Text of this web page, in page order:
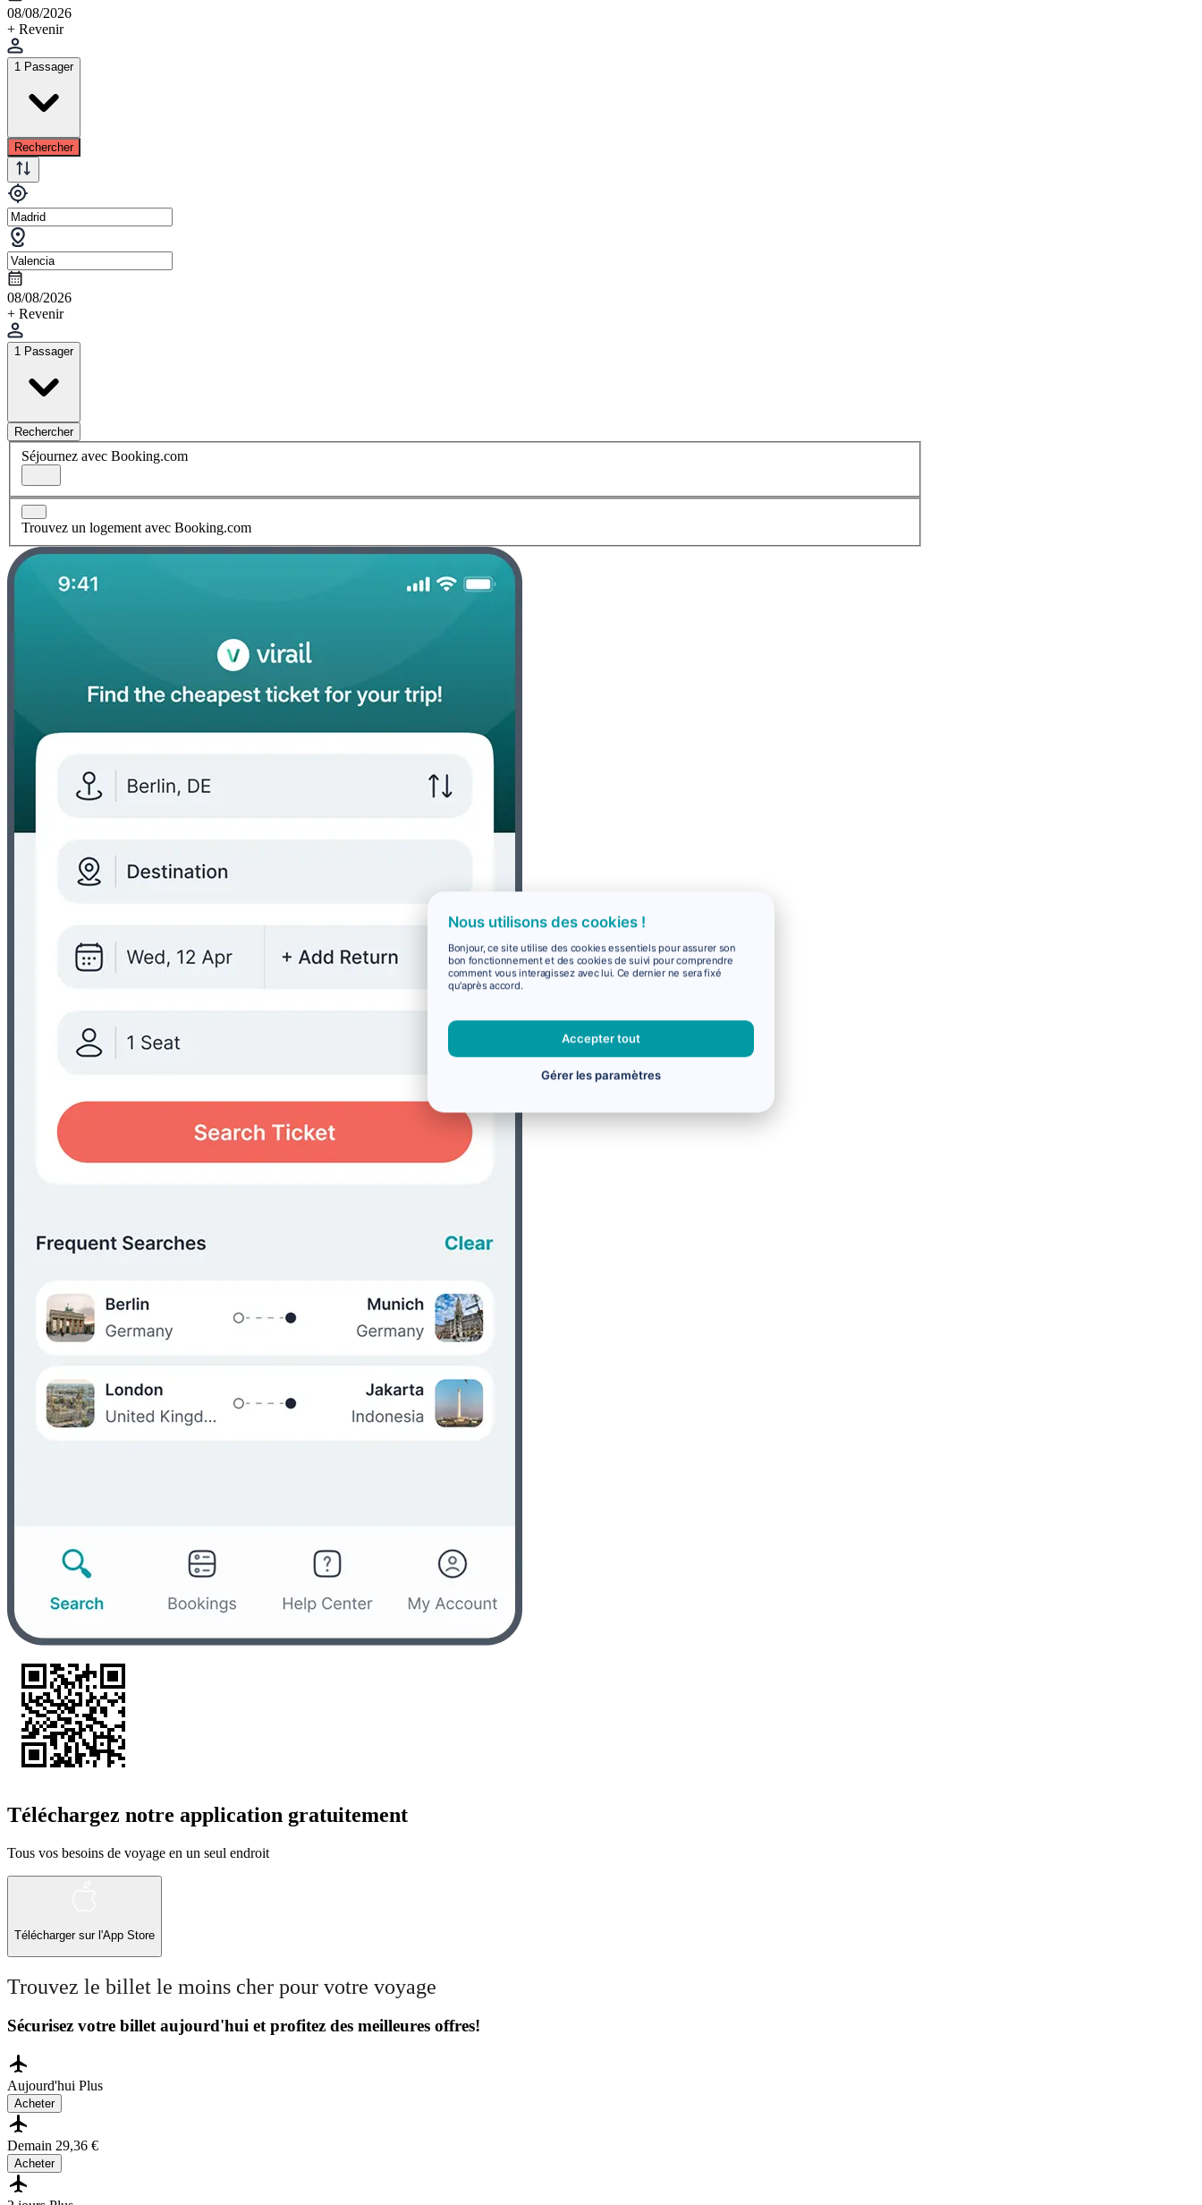
08/08/2026
+ Revenir
1 Passager
Rechercher
08/08/2026
+ Revenir
1 Passager
Rechercher
Séjournez avec Booking.com
Trouvez un logement avec Booking.com
Téléchargez notre application gratuitement
Tous vos besoins de voyage en un seul endroit
Télécharger sur l'App Store
Trouvez le billet le moins cher pour votre voyage
Sécurisez votre billet aujourd'hui et profitez des meilleures offres!
Aujourd'hui Plus
Acheter
Demain 29,36 €
Acheter
Nous utilisons des cookies !
Bonjour, ce site utilise des cookies essentiels pour assurer son
bon fonctionnement et des cookies de suivi pour comprendre
comment vous interagissez avec lui. Ce dernier ne sera fixé
qu'après accord.
Accepter tout
Gérer les paramètres